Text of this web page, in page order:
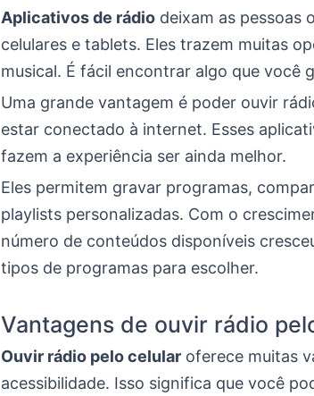
Aplicativos de rádio deixam as pessoas
celulares e tablets. Eles trazem muitas
musical. É fácil encontrar algo que você
Uma grande vantagem é poder ouvir
estar conectado à internet. Esses
fazem a experiência ser ainda melhor.
Eles permitem gravar programas,
playlists personalizadas. Com o
número de conteúdos disponíveis
tipos de programas para escolher.
Vantagens de ouvir rádio
Ouvir rádio pelo celular oferece muitas
acessibilidade. Isso significa que você